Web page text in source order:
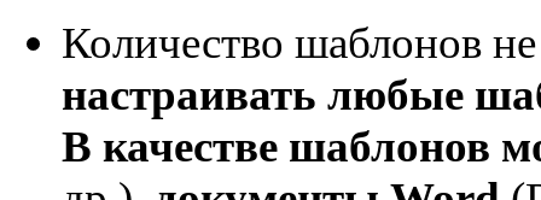
Количество шаблонов
настраивать любые
В качестве шаблонов